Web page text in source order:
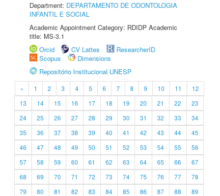
Department: DEPARTAMENTO DE ODONTOLOGIA
INFANTIL E SOCIAL
Academic Appointment Category: RDIDP Academic
title: MS-3.1
Orcid
CV Lattes
ResearcherID
Scopus
Dimensions
Repositório Institucional UNESP
« 1 2 3 4 5 6 7 8 9 10 11
12
13
14 15 16 17 18 19 20 21 22
23
24
25 26 27 28 29 30 31 32 33
34
35
36 37 38 39 40 41 42 43 44
45
46
47 48 49 50 51 52 53 54 55
56
57
58 59 60 61 62 63 64 65 66
67
68
69 70 71 72 73 74 75 76 77
78
79
80 81 82 83 84 85 86 87 88
89